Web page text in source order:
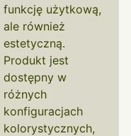
funkcję użytkową,
ale również
estetyczną.
Produkt jest
dostępny w
różnych
konfiguracjach
kolorystycznych,